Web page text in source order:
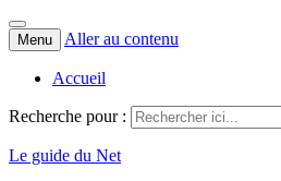
Menu Aller au contenu
Accueil
Recherche pour :
Le guide du Net